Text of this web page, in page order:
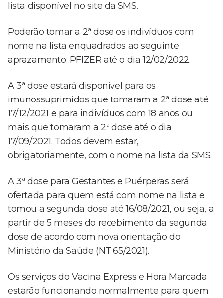
lista disponível no site da SMS.
Poderão tomar a 2ª dose os indivíduos com
nome na lista enquadrados ao seguinte
aprazamento: PFIZER até o dia 12/02/2022.
A 3ª dose estará disponível para os
imunossuprimidos que tomaram a 2ª dose até
17/12/2021 e para indivíduos com 18 anos ou
mais que tomaram a 2ª dose até o dia
17/09/2021. Todos devem estar,
obrigatoriamente, com o nome na lista da SMS.
A 3ª dose para Gestantes e Puérperas será
ofertada para quem está com nome na lista e
tomou a segunda dose até 16/08/2021, ou seja, a
partir de 5 meses do recebimento da segunda
dose de acordo com nova orientação do
Ministério da Saúde (NT 65/2021).
Os serviços do Vacina Express e Hora Marcada
estarão funcionando normalmente para quem